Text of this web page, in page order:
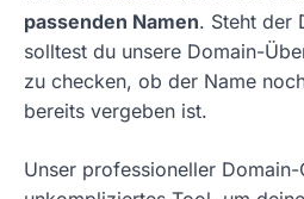
passenden Namen. Steht der
solltest du unsere Domain-
zu checken, ob der Name
bereits vergeben ist.
Unser professioneller